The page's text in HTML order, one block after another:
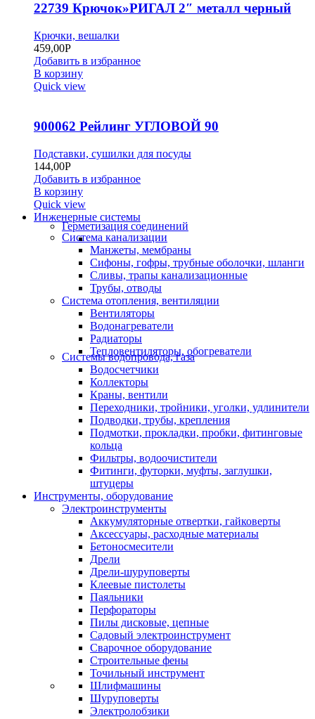
22739 Крючок»РИГАЛ 2″ металл черный
Крючки, вешалки
459,00Р
Добавить в избранное
В корзину
Quick view
900062 Рейлинг УГЛОВОЙ 90
Подставки, сушилки для посуды
144,00Р
Добавить в избранное
В корзину
Quick view
Инженерные системы
Герметизация соединений
Система канализации
Манжеты, мембраны
Сифоны, гофры, трубные оболочки, шланги
Сливы, трапы канализационные
Трубы, отводы
Система отопления, вентиляции
Вентиляторы
Водонагреватели
Радиаторы
Тепловентиляторы, обогреватели
Системы водопровода, газа
Водосчетчики
Коллекторы
Краны, вентили
Переходники, тройники, уголки, удлинители
Подводки, трубы, крепления
Подмотки, прокладки, пробки, фитинговые
кольца
Фильтры, водоочистители
Фитинги, футорки, муфты, заглушки,
штуцеры
Инструменты, оборудование
Электроинструменты
Аккумуляторные отвертки, гайковерты
Аксессуары, расходные материалы
Бетоносмесители
Дрели
Дрели-шуруповерты
Клеевые пистолеты
Паяльники
Перфораторы
Пилы дисковые, цепные
Садовый электроинструмент
Сварочное оборудование
Строительные фены
Точильный инструмент
Шлифмашины
Шуруповерты
Электролобзики